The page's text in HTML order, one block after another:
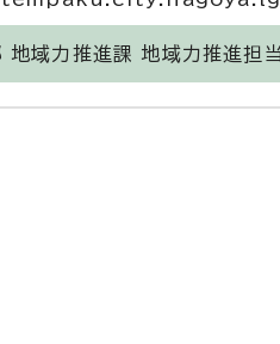
地域力推進課 地域力推進担